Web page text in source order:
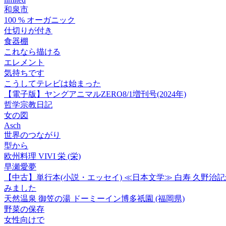
和泉市
100 % オーガニック
仕切りが付き
食器棚
これなら描ける
エレメント
気持ちです
こうしてテレビは始まった
【電子版】ヤングアニマルZERO8/1増刊号(2024年)
哲学宗教日記
女の図
Asch
世界のつながり
型から
欧州料理 VIVI 栄 (栄)
早瀬愛夢
【中古】単行本(小説・エッセイ) ≪日本文学≫ 白寿 久野治
みました
天然温泉 御笠の湯 ドーミーイン博多祇園 (福岡県)
野菜の保存
女性向けで